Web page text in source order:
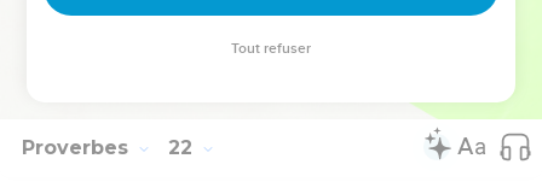
Proverbes 22
Tout refuser